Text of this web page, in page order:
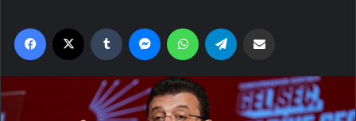
Facebook Tumblr MessengerWhatsApp